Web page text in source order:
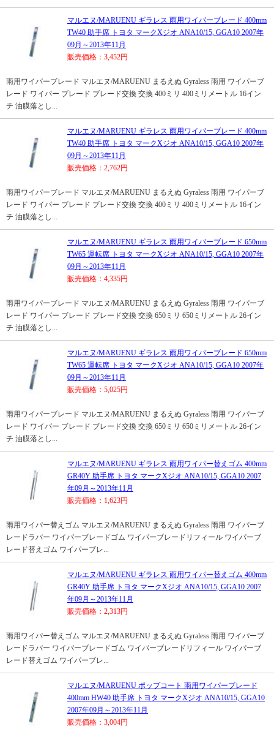
マルエヌ/MARUENU ギラレス 雨用ワイパーブレード 400mm
TW40 助手席 トヨタ マークXジオ ANA10/15, GGA10 2007年
09月～2013年11月
販売価格：3,452円
雨用ワイパーブレード マルエヌ/MARUENU まるえぬ Gyraless 雨用 ワイパーブ
レード ワイパー ブレード ブレード交換 交換 400ミリ 400ミリメートル 16イン
チ 油膜落とし...
マルエヌ/MARUENU ギラレス 雨用ワイパーブレード 400mm
TW40 助手席 トヨタ マークXジオ ANA10/15, GGA10 2007年
09月～2013年11月
販売価格：2,762円
雨用ワイパーブレード マルエヌ/MARUENU まるえぬ Gyraless 雨用 ワイパーブ
レード ワイパー ブレード ブレード交換 交換 400ミリ 400ミリメートル 16イン
チ 油膜落とし...
マルエヌ/MARUENU ギラレス 雨用ワイパーブレード 650mm
TW65 運転席 トヨタ マークXジオ ANA10/15, GGA10 2007年
09月～2013年11月
販売価格：4,335円
雨用ワイパーブレード マルエヌ/MARUENU まるえぬ Gyraless 雨用 ワイパーブ
レード ワイパー ブレード ブレード交換 交換 650ミリ 650ミリメートル 26イン
チ 油膜落とし...
マルエヌ/MARUENU ギラレス 雨用ワイパーブレード 650mm
TW65 運転席 トヨタ マークXジオ ANA10/15, GGA10 2007年
09月～2013年11月
販売価格：5,025円
雨用ワイパーブレード マルエヌ/MARUENU まるえぬ Gyraless 雨用 ワイパーブ
レード ワイパー ブレード ブレード交換 交換 650ミリ 650ミリメートル 26イン
チ 油膜落とし...
マルエヌ/MARUENU ギラレス 雨用ワイパー替えゴム 400mm
GR40Y 助手席 トヨタ マークXジオ ANA10/15, GGA10 2007
年09月～2013年11月
販売価格：1,623円
雨用ワイパー替えゴム マルエヌ/MARUENU まるえぬ Gyraless 雨用 ワイパーブ
レードラバー ワイパーブレードゴム ワイパーブレードリフィール ワイパーブ
レード替えゴム ワイパーブレ...
マルエヌ/MARUENU ギラレス 雨用ワイパー替えゴム 400mm
GR40Y 助手席 トヨタ マークXジオ ANA10/15, GGA10 2007
年09月～2013年11月
販売価格：2,313円
雨用ワイパー替えゴム マルエヌ/MARUENU まるえぬ Gyraless 雨用 ワイパーブ
レードラバー ワイパーブレードゴム ワイパーブレードリフィール ワイパーブ
レード替えゴム ワイパーブレ...
マルエヌ/MARUENU ポップコート 雨用ワイパーブレード
400mm HW40 助手席 トヨタ マークXジオ ANA10/15, GGA10
2007年09月～2013年11月
販売価格：3,004円